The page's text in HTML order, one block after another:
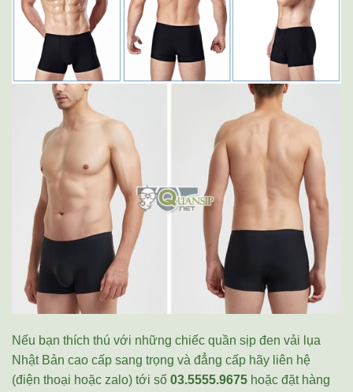
Nếu bạn thích thú với những chiếc quần sịp đen vải lụa
Nhật Bản cao cấp sang trọng và đẳng cấp hãy liên hệ
(điện thoại hoặc zalo) tới số 03.5555.9675 hoặc đặt hàng